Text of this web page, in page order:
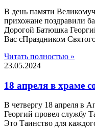
В день памяти
прихожане поздравили
Дорогой Батюшка
Вас сПраздником
Читать полностью »
23.05.2024
18 апреля в храме
В четвергу 18 апреля в
Георгий провел службу
Это Таинство для